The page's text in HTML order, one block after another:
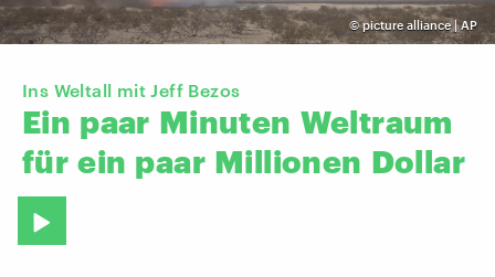
©picture alliance | AP
Ins Weltall mit Jeff Bezos
Ein paar Minuten Weltraum
für ein paar Millionen Dollar